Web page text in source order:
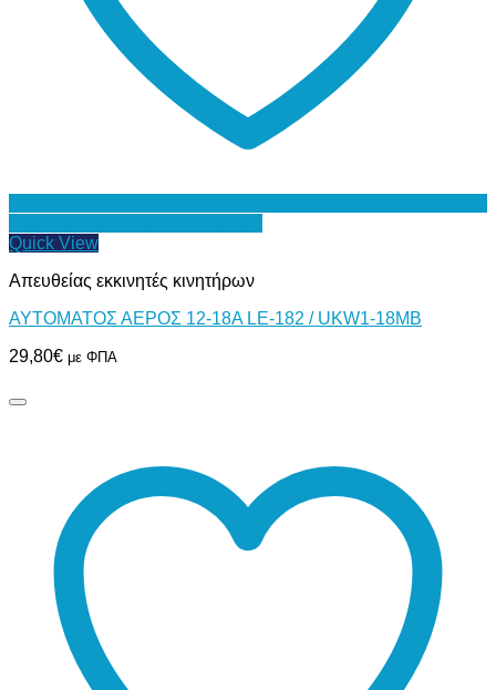
Quick View
Απευθείας εκκινητές κινητήρων
ΑΥΤΟΜΑΤΟΣ ΑΕΡΟΣ 12-18Α LE-182 / UKW1-18MB
29,80€ με ΦΠΑ